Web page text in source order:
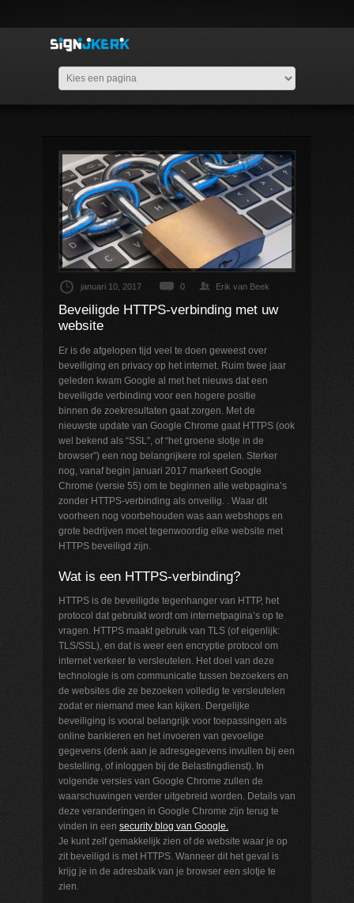
januari 10, 2017 0 Erik van Beek
Beveiligde HTTPS-verbinding met uw
website
Er is de afgelopen tijd veel te doen geweest over
beveiliging en privacy op het internet. Ruim twee jaar
geleden kwam Google al met het nieuws dat een
beveiligde verbinding voor een hogere positie
binnen de zoekresultaten gaat zorgen. Met de
nieuwste update van Google Chrome gaat HTTPS (ook
wel bekend als “SSL”, of “het groene slotje in de
browser”) een nog belangrijkere rol spelen. Sterker
nog, vanaf begin januari 2017 markeert Google
Chrome (versie 55) om te beginnen alle webpagina’s
zonder HTTPS-verbinding als onveilig. . Waar dit
voorheen nog voorbehouden was aan webshops en
grote bedrijven moet tegenwoordig elke website met
HTTPS beveiligd zijn.
Wat is een HTTPS-verbinding?
HTTPS is de beveiligde tegenhanger van HTTP, het
protocol dat gebruikt wordt om internetpagina’s op te
vragen. HTTPS maakt gebruik van TLS (of eigenlijk:
TLS/SSL), en dat is weer een encryptie protocol om
internet verkeer te versleutelen. Het doel van deze
technologie is om communicatie tussen bezoekers en
de websites die ze bezoeken volledig te versleutelen
zodat er niemand mee kan kijken. Dergelijke
beveiliging is vooral belangrijk voor toepassingen als
online bankieren en het invoeren van gevoelige
gegevens (denk aan je adresgegevens invullen bij een
bestelling, of inloggen bij de Belastingdienst). In
volgende versies van Google Chrome zullen de
waarschuwingen verder uitgebreid worden. Details van
deze veranderingen in Google Chrome zijn terug te
vinden in een security blog van Google.
Je kunt zelf gemakkelijk zien of de website waar je op
zit beveiligd is met HTTPS. Wanneer dit het geval is
krijg je in de adresbalk van je browser een slotje te
zien.